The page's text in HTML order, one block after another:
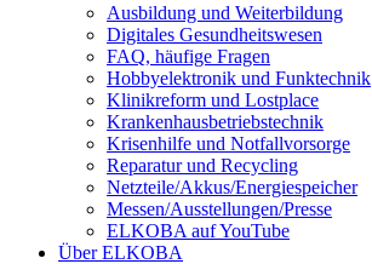
Ausbildung und Weiterbildung
Digitales Gesundheitswesen
FAQ, häufige Fragen
Hobbyelektronik und Funktechnik
Klinikreform und Lostplace
Krankenhausbetriebstechnik
Krisenhilfe und Notfallvorsorge
Reparatur und Recycling
Netzteile/Akkus/Energiespeicher
Messen/Ausstellungen/Presse
ELKOBA auf YouTube
Über ELKOBA